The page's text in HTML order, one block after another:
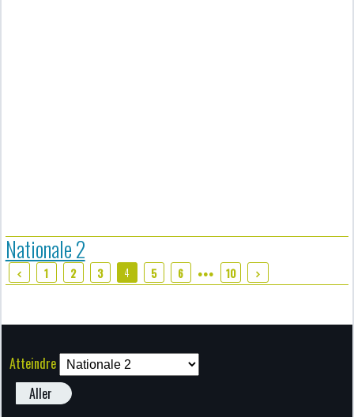
Nationale 2
1 2 3 4 5 6 ●●● 10
Atteindre
Aller